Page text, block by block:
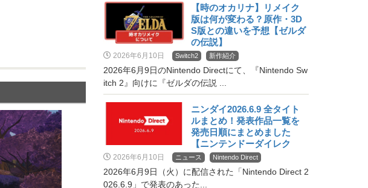
【時のオカリナ】リメイク
版は何が変わる？原作・3D
S版との違いを予想【ゼルダ
の伝説】
2026年6月10日 Switch2 新作紹介
2026年6月9日のNintendo Directにて、『Nintendo Sw
itch 2』向けに『ゼルダの伝説 ...
ニンダイ2026.6.9 全タイト
ルまとめ！発表作品一覧を
発売日順にまとめました
【ニンテンドーダイレク
ト】
2026年6月10日 ニュース Nintendo Direct
2026年6月9日（火）に配信された「Nintendo Direct 2
026.6.9」で発表のあった...